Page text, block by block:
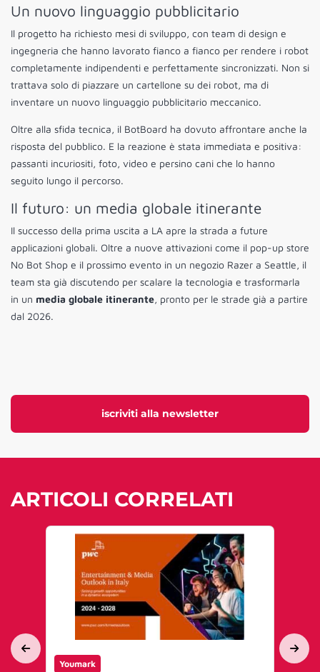
iscriviti alla newsletter
Un nuovo linguaggio pubblicitario
Il progetto ha richiesto mesi di sviluppo, con team di design e
ingegneria che hanno lavorato fianco a fianco per rendere i robot
completamente indipendenti e perfettamente sincronizzati. Non si
trattava solo di piazzare un cartellone su dei robot, ma di
inventare un nuovo linguaggio pubblicitario meccanico.
Oltre alla sfida tecnica, il BotBoard ha dovuto affrontare anche la
risposta del pubblico. E la reazione è stata immediata e positiva:
passanti incuriositi, foto, video e persino cani che lo hanno
seguito lungo il percorso.
Il futuro: un media globale itinerante
Il successo della prima uscita a LA apre la strada a future
applicazioni globali. Oltre a nuove attivazioni come il pop-up store
No Bot Shop e il prossimo evento in un negozio Razer a Seattle, il
team sta già discutendo per scalare la tecnologia e trasformarla
in un media globale itinerante, pronto per le strade già a partire
dal 2026.
ARTICOLI CORRELATI
Youmark